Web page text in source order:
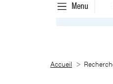
Menu
Recherche
Accueil